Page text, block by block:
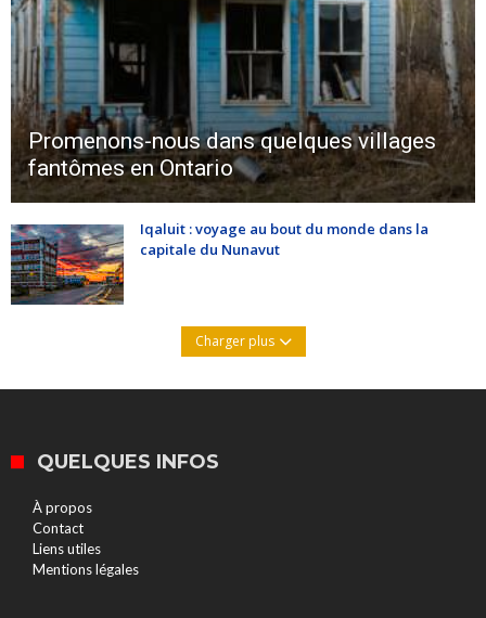
Promenons-nous dans quelques villages
fantômes en Ontario
Iqaluit : voyage au bout du monde dans la
capitale du Nunavut
Charger plus
QUELQUES INFOS
À propos
Contact
Liens utiles
Mentions légales